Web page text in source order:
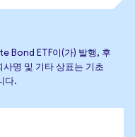
Bond ETF이(가) 발행, 후
명 및 기타 상표는 기초
다.